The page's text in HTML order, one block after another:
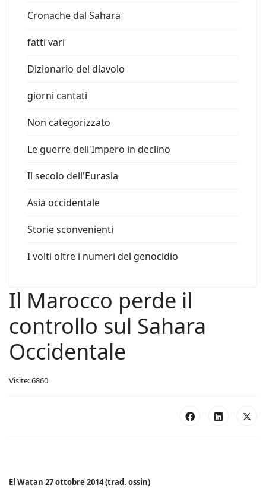
Cronache dal Sahara
fatti vari
Dizionario del diavolo
giorni cantati
Non categorizzato
Le guerre dell'Impero in declino
Il secolo dell'Eurasia
Asia occidentale
Storie sconvenienti
I volti oltre i numeri del genocidio
Il Marocco perde il
controllo sul Sahara
Occidentale
Visite: 6860
El Watan 27 ottobre 2014 (trad. ossin)